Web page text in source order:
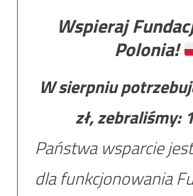
Wspieraj
Polonia!
W sierpniu
zł, zebraliśmy:
Państwa wsparcie
dla funkcjonowania